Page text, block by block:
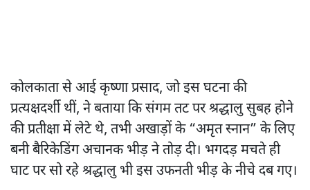
कोलकाता से आई कृष्णा प्रसाद, जो इस घटना की
प्रत्यक्षदर्शी थीं, ने बताया कि संगम तट पर श्रद्धालु सुबह होने
की प्रतीक्षा में लेटे थे, तभी अखाड़ों के “अमृत स्नान” के लिए
बनी बैरिकेडिंग अचानक भीड़ ने तोड़ दी। भगदड़ मचते ही
घाट पर सो रहे श्रद्धालु भी इस उफनती भीड़ के नीचे दब गए।